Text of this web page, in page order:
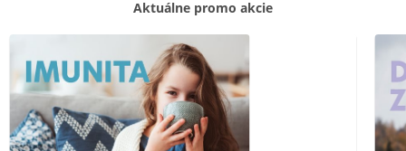
Aktuálne promo akcie